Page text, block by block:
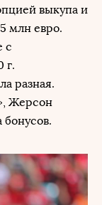
выкупа и
млн евро.
с
г.
разная.
Жерсон
бонусов.